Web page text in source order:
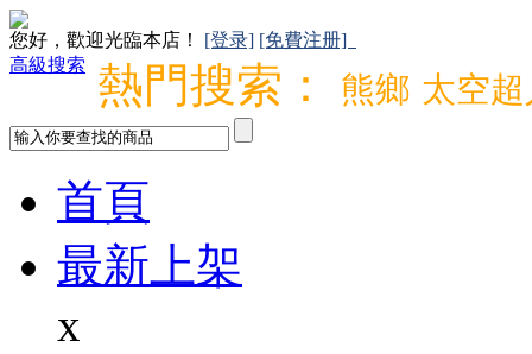
您好，歡迎光臨本店！ [登录] [免費注册]
高級搜索
熱門搜索： 熊鄉 太空
首頁
最新上架
x